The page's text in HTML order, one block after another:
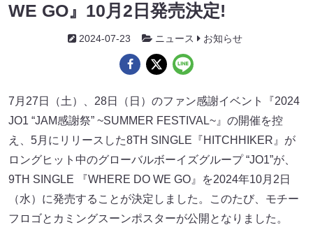
WE GO』10月2日発売決定!
2024-07-23 ニュース お知らせ
7月27日（土）、28日（日）のファン感謝イベント『2024
JO1 “JAM感謝祭” ~SUMMER FESTIVAL~』の開催を控
え、5月にリリースした8TH SINGLE『HITCHHIKER』が
ロングヒット中のグローバルボーイズグループ “JO1”が、
9TH SINGLE 『WHERE DO WE GO』を2024年10月2日
（水）に発売することが決定しました。このたび、モチー
フロゴとカミングスーンポスターが公開となりました。